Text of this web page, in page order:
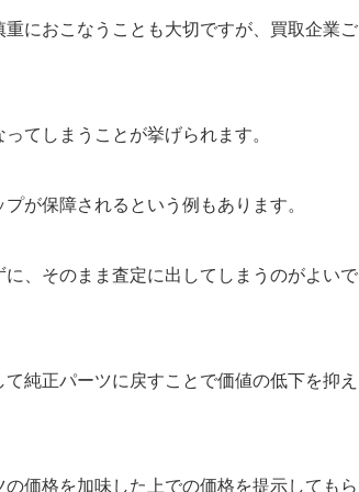
におこなうことも大切ですが、買取企業ご
てしまうことが挙げられます。
が保障されるという例もあります。
、そのまま査定に出してしまうのがよいで
純正パーツに戻すことで価値の低下を抑え
価格を加味した上での価格を提示してもら